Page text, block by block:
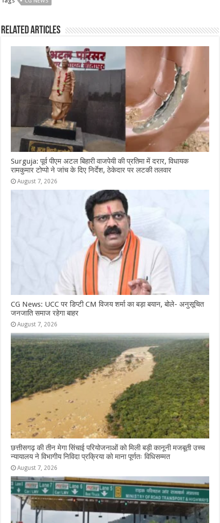
e
b
o
k
s
A
p
p
n
g
e
r
r ra
m
Related Articles
Surguja: पूर्व पीएम अटल बिहारी वाजपेयी की प्रतिमा में दरार, विधायक
रामकुमार टोप्पो ने जांच के दिए निर्देश, ठेकेदार पर लटकी तलवार
August 7, 2026
CG News: UCC पर डिप्टी CM विजय शर्मा का बड़ा बयान, बोले- अनुसूचित
जनजाति समाज रहेगा बाहर
August 7, 2026
छत्तीसगढ़ की तीन मेगा सिंचाई परियोजनाओं को मिली बड़ी कानूनी मजबूती उच्च
न्यायालय ने विभागीय निविदा प्रक्रिया को माना पूर्णतः विधिसम्मत
August 7, 2026